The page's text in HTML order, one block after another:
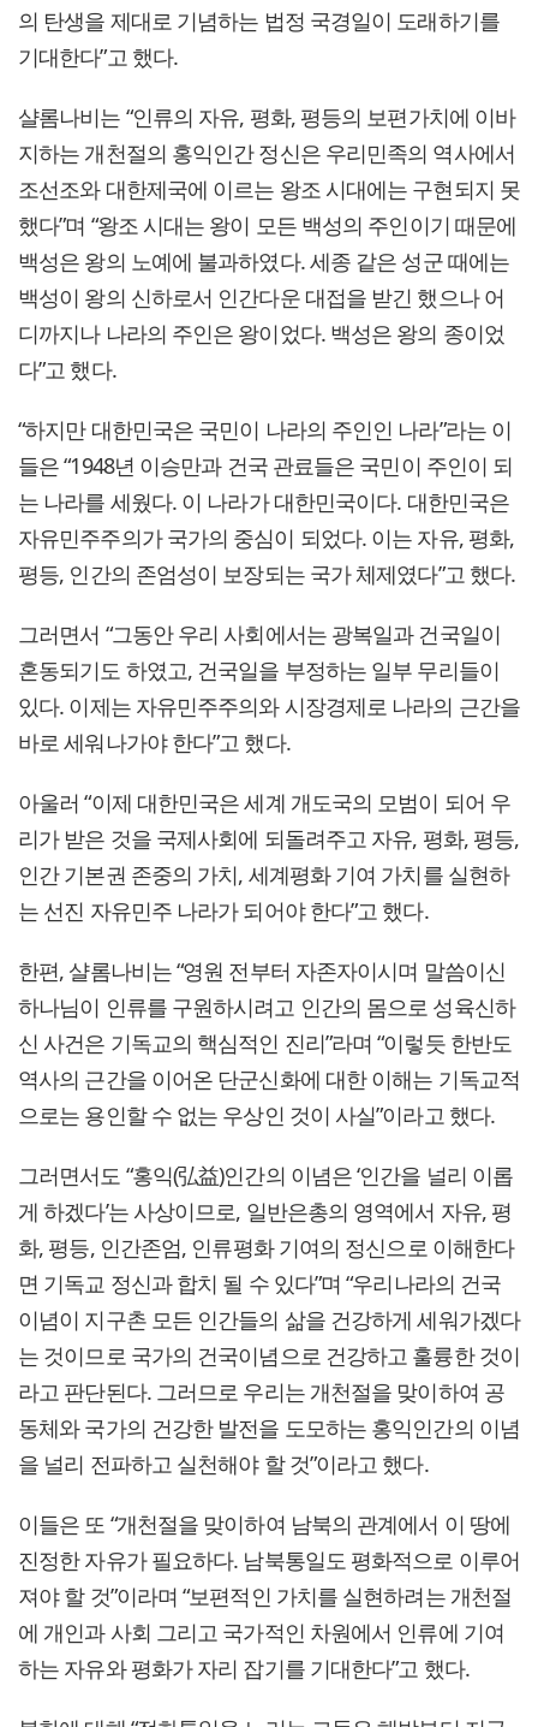
의 탄생을 제대로 기념하는 법정 국경일이 도래하기를
기대한다”고 했다.
샬롬나비는 “인류의 자유, 평화, 평등의 보편가치에 이바
지하는 개천절의 홍익인간 정신은 우리민족의 역사에서
조선조와 대한제국에 이르는 왕조 시대에는 구현되지 못
했다”며 “왕조 시대는 왕이 모든 백성의 주인이기 때문에
백성은 왕의 노예에 불과하였다. 세종 같은 성군 때에는
백성이 왕의 신하로서 인간다운 대접을 받긴 했으나 어
디까지나 나라의 주인은 왕이었다. 백성은 왕의 종이었
다”고 했다.
“하지만 대한민국은 국민이 나라의 주인인 나라”라는 이
들은 “1948년 이승만과 건국 관료들은 국민이 주인이 되
는 나라를 세웠다. 이 나라가 대한민국이다. 대한민국은
자유민주주의가 국가의 중심이 되었다. 이는 자유, 평화,
평등, 인간의 존엄성이 보장되는 국가 체제였다”고 했다.
그러면서 “그동안 우리 사회에서는 광복일과 건국일이
혼동되기도 하였고, 건국일을 부정하는 일부 무리들이
있다. 이제는 자유민주주의와 시장경제로 나라의 근간을
바로 세워나가야 한다”고 했다.
아울러 “이제 대한민국은 세계 개도국의 모범이 되어 우
리가 받은 것을 국제사회에 되돌려주고 자유, 평화, 평등,
인간 기본권 존중의 가치, 세계평화 기여 가치를 실현하
는 선진 자유민주 나라가 되어야 한다”고 했다.
한편, 샬롬나비는 “영원 전부터 자존자이시며 말씀이신
하나님이 인류를 구원하시려고 인간의 몸으로 성육신하
신 사건은 기독교의 핵심적인 진리”라며 “이렇듯 한반도
역사의 근간을 이어온 단군신화에 대한 이해는 기독교적
으로는 용인할 수 없는 우상인 것이 사실”이라고 했다.
그러면서도 “홍익(弘益)인간의 이념은 ‘인간을 널리 이롭
게 하겠다’는 사상이므로, 일반은총의 영역에서 자유, 평
화, 평등, 인간존엄, 인류평화 기여의 정신으로 이해한다
면 기독교 정신과 합치 될 수 있다”며 “우리나라의 건국
이념이 지구촌 모든 인간들의 삶을 건강하게 세워가겠다
는 것이므로 국가의 건국이념으로 건강하고 훌륭한 것이
라고 판단된다. 그러므로 우리는 개천절을 맞이하여 공
동체와 국가의 건강한 발전을 도모하는 홍익인간의 이념
을 널리 전파하고 실천해야 할 것”이라고 했다.
이들은 또 “개천절을 맞이하여 남북의 관계에서 이 땅에
진정한 자유가 필요하다. 남북통일도 평화적으로 이루어
져야 할 것”이라며 “보편적인 가치를 실현하려는 개천절
에 개인과 사회 그리고 국가적인 차원에서 인류에 기여
하는 자유와 평화가 자리 잡기를 기대한다”고 했다.